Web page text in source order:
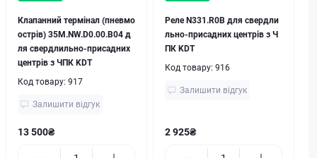
Клапанний термінал (пневмо
острів) 35M.NW.D0.00.B04 д
ля свердлильно-присадних
центрів з ЧПК KDT
Код товару: 917
Залишити відгук
13 500₴
Реле N331.R0B для свердли
льно-присадних центрів з Ч
ПК KDT
Код товару: 916
Залишити відгук
2 925₴